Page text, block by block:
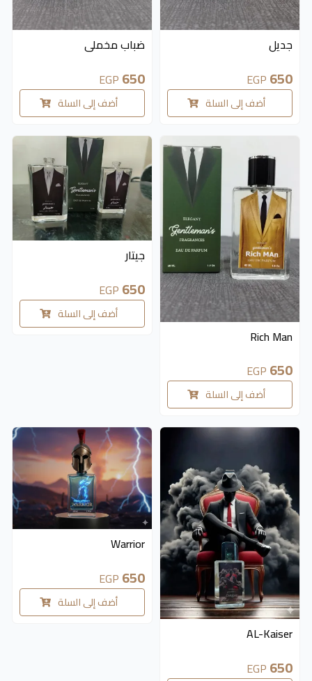
جديل
650
EGP
أضف إلى السلة
ضباب مخملى
650
EGP
أضف إلى السلة
Rich Man
650
EGP
أضف إلى السلة
جيتار
650
EGP
أضف إلى السلة
AL-Kaiser
650
EGP
Warrior
650
EGP
أضف إلى السلة